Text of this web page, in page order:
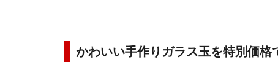
かわいい手作りガラス玉を特別価格